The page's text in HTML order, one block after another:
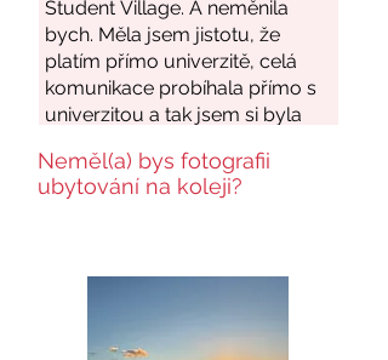
Neměl(a) bys fotografii
ubytování na koleji?